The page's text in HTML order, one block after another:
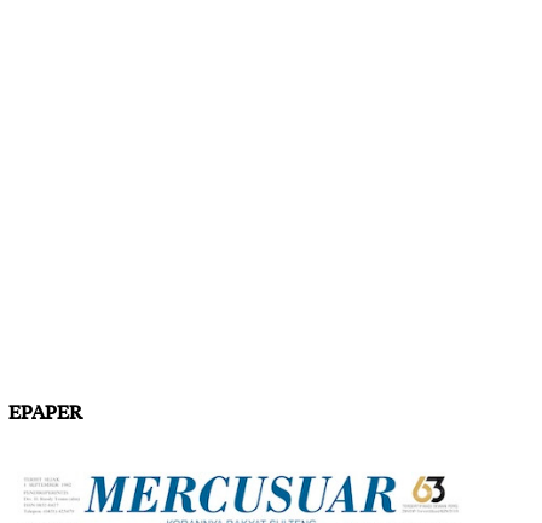
EPAPER